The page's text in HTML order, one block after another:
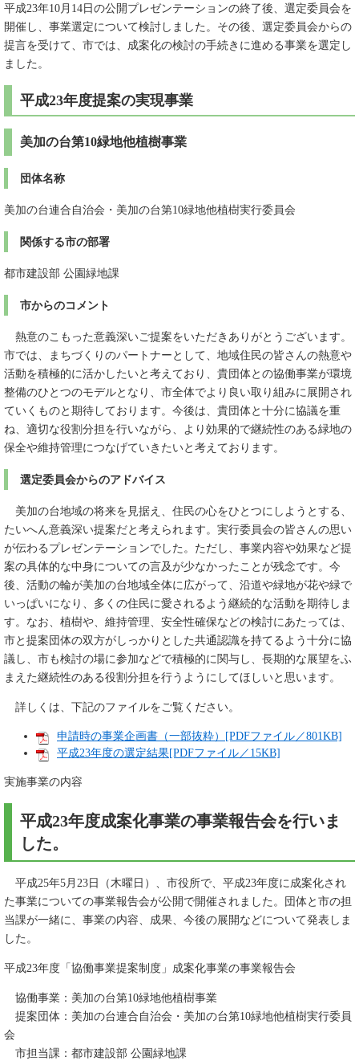
平成23年10月14日の公開プレゼンテーションの終了後、選定委員会を
開催し、事業選定について検討しました。その後、選定委員会からの
提言を受けて、市では、成案化の検討の手続きに進める事業を選定し
ました。
平成23年度提案の実現事業
美加の台第10緑地他植樹事業
団体名称
美加の台連合自治会・美加の台第10緑地他植樹実行委員会
関係する市の部署
都市建設部 公園緑地課
市からのコメント
熱意のこもった意義深いご提案をいただきありがとうございます。
市では、まちづくりのパートナーとして、地域住民の皆さんの熱意や
活動を積極的に活かしたいと考えており、貴団体との協働事業が環境
整備のひとつのモデルとなり、市全体でより良い取り組みに展開され
ていくものと期待しております。今後は、貴団体と十分に協議を重
ね、適切な役割分担を行いながら、より効果的で継続性のある緑地の
保全や維持管理につなげていきたいと考えております。
選定委員会からのアドバイス
美加の台地域の将来を見据え、住民の心をひとつにしようとする、
たいへん意義深い提案だと考えられます。実行委員会の皆さんの思い
が伝わるプレゼンテーションでした。ただし、事業内容や効果など提
案の具体的な中身についての言及が少なかったことが残念です。今
後、活動の輪が美加の台地域全体に広がって、沿道や緑地が花や緑で
いっぱいになり、多くの住民に愛されるよう継続的な活動を期待しま
す。なお、植樹や、維持管理、安全性確保などの検討にあたっては、
市と提案団体の双方がしっかりとした共通認識を持てるよう十分に協
議し、市も検討の場に参加などで積極的に関与し、長期的な展望をふ
まえた継続性のある役割分担を行うようにしてほしいと思います。
詳しくは、下記のファイルをご覧ください。
申請時の事業企画書（一部抜粋）[PDFファイル／801KB]
平成23年度の選定結果[PDFファイル／15KB]
実施事業の内容
平成23年度成案化事業の事業報告会を行いま
した。
平成25年5月23日（木曜日）、市役所で、平成23年度に成案化され
た事業についての事業報告会が公開で開催されました。団体と市の担
当課が一緒に、事業の内容、成果、今後の展開などについて発表しま
した。
平成23年度「協働事業提案制度」成案化事業の事業報告会
協働事業：美加の台第10緑地他植樹事業
提案団体：美加の台連合自治会・美加の台第10緑地他植樹実行委員
会
市担当課：都市建設部 公園緑地課